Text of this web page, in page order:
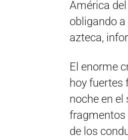
América
obligando
azteca,
El enorme
hoy fuertes
noche en
fragmentos
de los